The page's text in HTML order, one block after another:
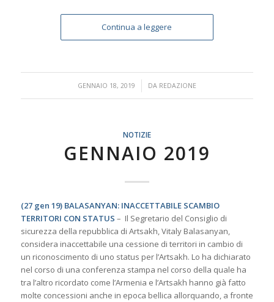
Continua a leggere
GENNAIO 18, 2019
/ DA REDAZIONE
NOTIZIE
GENNAIO 2019
(27 gen 19) BALASANYAN: INACCETTABILE SCAMBIO
TERRITORI CON STATUS – Il Segretario del Consiglio di
sicurezza della repubblica di Artsakh, Vitaly Balasanyan,
considera inaccettabile una cessione di territori in cambio di
un riconoscimento di uno status per l’Artsakh. Lo ha dichiarato
nel corso di una conferenza stampa nel corso della quale ha
tra l’altro ricordato come l’Armenia e l’Artsakh hanno già fatto
molte concessioni anche in epoca bellica allorquando, a fronte